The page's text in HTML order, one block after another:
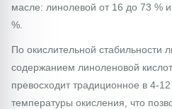
масле: линолевой от 16 до 73 %
%.
По окислительной стабильности
содержанием линоленовой
превосходит традиционное в 4-
температуры окисления, что